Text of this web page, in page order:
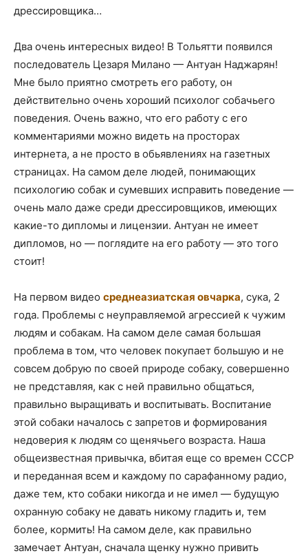
дрессировщика…
Два очень интересных видео! В Тольятти появился
последователь Цезаря Милано — Антуан Наджарян!
Мне было приятно смотреть его работу, он
действительно очень хороший психолог собачьего
поведения. Очень важно, что его работу с его
комментариями можно видеть на просторах
интернета, а не просто в обьявлениях на газетных
страницах. На самом деле людей, понимающих
психологию собак и сумевших исправить поведение —
очень мало даже среди дрессировщиков, имеющих
какие-то дипломы и лицензии. Антуан не имеет
дипломов, но — поглядите на его работу — это того
стоит!
На первом видео среднеазиатская овчарка, сука, 2
года. Проблемы с неуправляемой агрессией к чужим
людям и собакам. На самом деле самая большая
проблема в том, что человек покупает большую и не
совсем добрую по своей природе собаку, совершенно
не представляя, как с ней правильно общаться,
правильно выращивать и воспитывать. Воспитание
этой собаки началось с запретов и формирования
недоверия к людям со щенячьего возраста. Наша
общеизвестная привычка, вбитая еще со времен СССР
и переданная всем и каждому по сарафанному радио,
даже тем, кто собаки никогда и не имел — будущую
охранную собаку не давать никому гладить и, тем
более, кормить! На самом деле, как правильно
замечает Антуан, сначала щенку нужно привить